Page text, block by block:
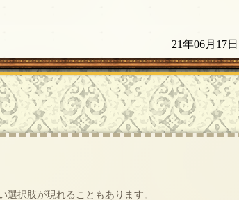
21年06月17
択肢が現れることもあります。